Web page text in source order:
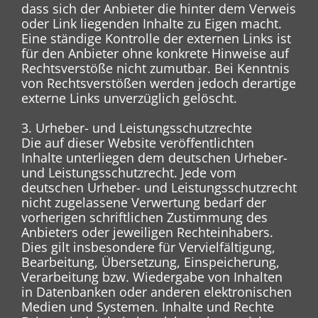
dass sich der Anbieter die hinter dem Verweis
oder Link liegenden Inhalte zu Eigen macht.
Eine ständige Kontrolle der externen Links ist
für den Anbieter ohne konkrete Hinweise auf
Rechtsverstöße nicht zumutbar. Bei Kenntnis
von Rechtsverstößen werden jedoch derartige
externe Links unverzüglich gelöscht.
3. Urheber- und Leistungsschutzrechte
Die auf dieser Website veröffentlichten
Inhalte unterliegen dem deutschen Urheber-
und Leistungsschutzrecht. Jede vom
deutschen Urheber- und Leistungsschutzrecht
nicht zugelassene Verwertung bedarf der
vorherigen schriftlichen Zustimmung des
Anbieters oder jeweiligen Rechteinhabers.
Dies gilt insbesondere für Vervielfältigung,
Bearbeitung, Übersetzung, Einspeicherung,
Verarbeitung bzw. Wiedergabe von Inhalten
in Datenbanken oder anderen elektronischen
Medien und Systemen. Inhalte und Rechte